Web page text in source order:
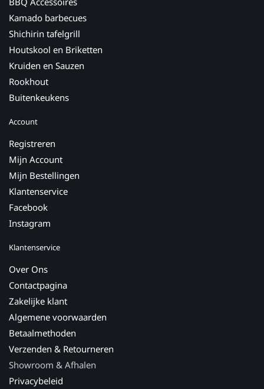
Kamado barbecues
Shichirin tafelgrill
Houtskool en Briketten
Kruiden en Sauzen
Rookhout
Buitenkeukens
Account
Registreren
Mijn Account
Mijn Bestellingen
Klantenservice
Facebook
Instagram
Klantenservice
Over Ons
Contactpagina
Zakelijke klant
Algemene voorwaarden
Betaalmethoden
Verzenden & Retourneren
Showroom & Afhalen
Privacybeleid